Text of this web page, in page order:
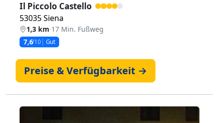
Il Piccolo Castello
53035 Siena
1,3 km·17 Min. Fußweg
7,6/10 Gut
Preise & Verfügbarkeit →